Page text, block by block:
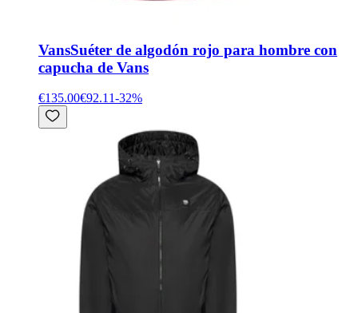
VansSuéter de algodón rojo para hombre con
capucha de Vans
€135.00€92.11-32%